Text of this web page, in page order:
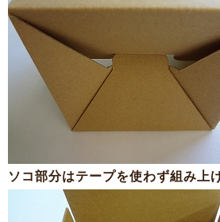
ソコ部分はテープを使わず組み上